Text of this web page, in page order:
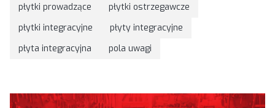
płytki prowadzące
płytki ostrzegawcze
płytki integracyjne
płyty integracyjne
płyta integracyjna
pola uwagi